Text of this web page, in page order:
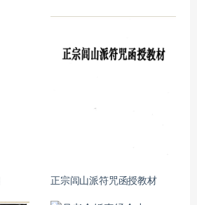
正宗闾山派符咒函授教材